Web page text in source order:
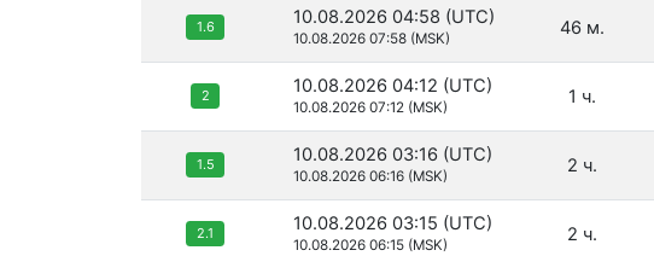
1.6 10.08.2026 04:58 (UTC)
10.08.2026 07:58 (MSK) 46 м.
2 10.08.2026 04:12 (UTC)
10.08.2026 07:12 (MSK) 1 ч.
1.5 10.08.2026 03:16 (UTC)
10.08.2026 06:16 (MSK) 2 ч.
2.1 10.08.2026 03:15 (UTC)
10.08.2026 06:15 (MSK) 2 ч.